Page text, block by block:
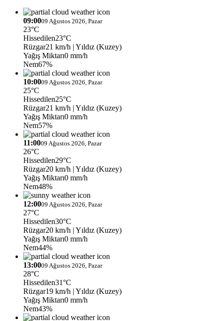
09:0009 Ağustos 2026, Pazar
23°C
Hissedilen23°C
Rüzgar21 km/h | Yıldız (Kuzey)
Yağış Miktarı0 mm/h
Nem67%
10:0009 Ağustos 2026, Pazar
25°C
Hissedilen25°C
Rüzgar21 km/h | Yıldız (Kuzey)
Yağış Miktarı0 mm/h
Nem57%
11:0009 Ağustos 2026, Pazar
26°C
Hissedilen29°C
Rüzgar20 km/h | Yıldız (Kuzey)
Yağış Miktarı0 mm/h
Nem48%
12:0009 Ağustos 2026, Pazar
27°C
Hissedilen30°C
Rüzgar20 km/h | Yıldız (Kuzey)
Yağış Miktarı0 mm/h
Nem44%
13:0009 Ağustos 2026, Pazar
28°C
Hissedilen31°C
Rüzgar19 km/h | Yıldız (Kuzey)
Yağış Miktarı0 mm/h
Nem43%